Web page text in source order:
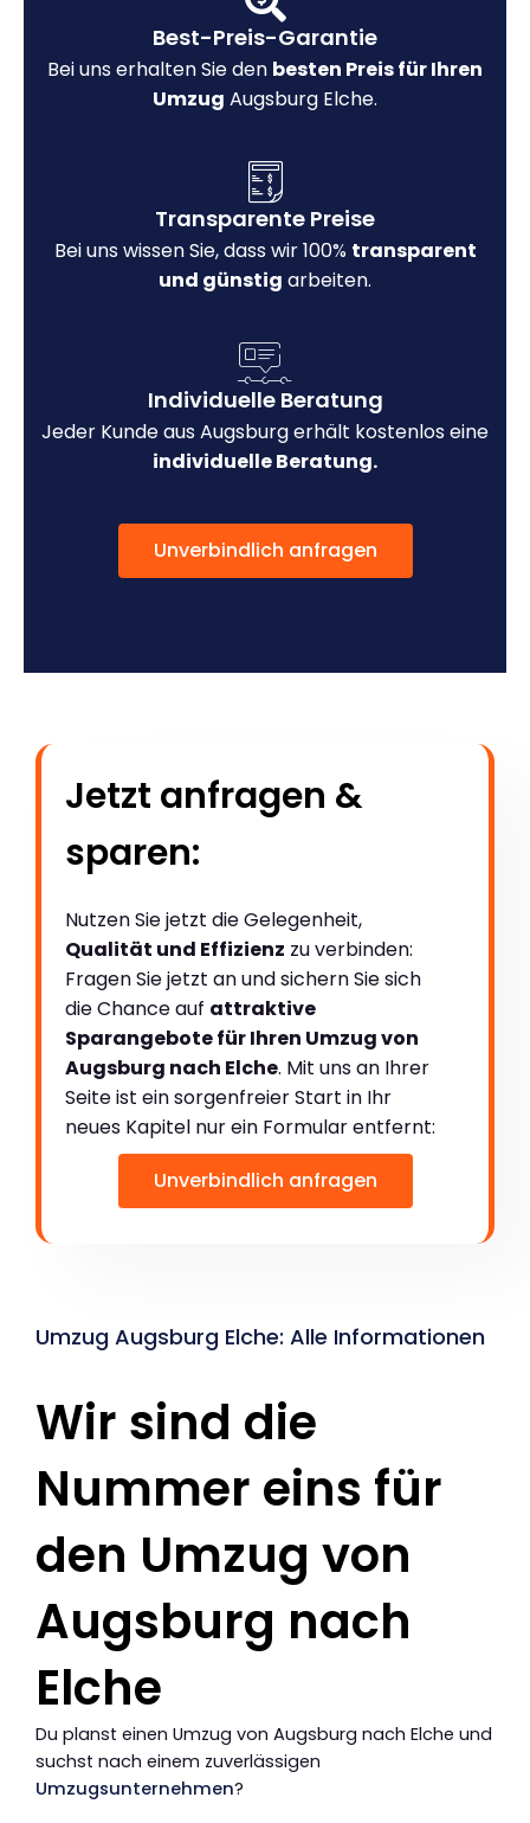
Best-Preis-Garantie
Bei uns erhalten Sie den besten Preis für Ihren
Umzug Augsburg Elche.
Transparente Preise
Bei uns wissen Sie, dass wir 100% transparent
und günstig arbeiten.
Individuelle Beratung
Jeder Kunde aus Augsburg erhält kostenlos eine
individuelle Beratung.
Unverbindlich anfragen
Jetzt anfragen &
sparen:
Nutzen Sie jetzt die Gelegenheit,
Qualität und Effizienz zu verbinden:
Fragen Sie jetzt an und sichern Sie sich
die Chance auf attraktive
Sparangebote für Ihren Umzug von
Augsburg nach Elche. Mit uns an Ihrer
Seite ist ein sorgenfreier Start in Ihr
neues Kapitel nur ein Formular entfernt:
Unverbindlich anfragen
Umzug Augsburg Elche: Alle Informationen
Wir sind die
Nummer eins für
den Umzug von
Augsburg nach
Elche
Du planst einen Umzug von Augsburg nach Elche und
suchst nach einem zuverlässigen
Umzugsunternehmen?